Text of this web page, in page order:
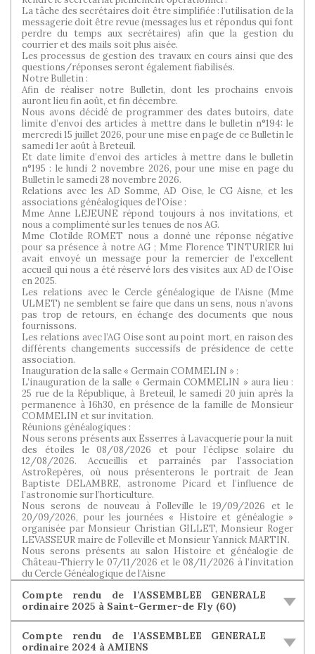
La tâche des secrétaires doit être simplifiée : l’utilisation de la
messagerie doit être revue (messages lus et répondus qui font
perdre du temps aux secrétaires) afin que la gestion du
courrier et des mails soit plus aisée.
Les processus de gestion des travaux en cours ainsi que des
questions/réponses seront également fiabilisés.
Notre Bulletin :
Afin de réaliser notre Bulletin, dont les prochains envois
auront lieu fin août, et fin décembre.
Nous avons décidé de programmer des dates butoirs, date
limite d’envoi des articles à mettre dans le bulletin n°194: le
mercredi 15 juillet 2026, pour une mise en page de ce Bulletin le
samedi 1er août à Breteuil.
Et date limite d’envoi des articles à mettre dans le bulletin
n°195 : le lundi 2 novembre 2026, pour une mise en page du
Bulletin le samedi 28 novembre 2026.
Relations avec les AD Somme, AD Oise, le CG Aisne, et les
associations généalogiques de l’Oise :
Mme Anne LEJEUNE répond toujours à nos invitations, et
nous a complimenté sur les tenues de nos AG.
Mme Clotilde ROMET nous a donné une réponse négative
pour sa présence à notre AG ; Mme Florence TINTURIER lui
avait envoyé un message pour la remercier de l’excellent
accueil qui nous a été réservé lors des visites aux AD de l’Oise
en 2025.
Les relations avec le Cercle généalogique de l’Aisne (Mme
ULMET) ne semblent se faire que dans un sens, nous n’avons
pas trop de retours, en échange des documents que nous
fournissons.
Les relations avec l’AG Oise sont au point mort, en raison des
différents changements successifs de présidence de cette
association.
Inauguration de la salle « Germain COMMELIN » :
L’inauguration de la salle « Germain COMMELIN » aura lieu :
25 rue de la République, à Breteuil, le samedi 20 juin après la
permanence à 16h30, en présence de la famille de Monsieur
COMMELIN et sur invitation.
Réunions généalogiques :
Nous serons présents aux Esserres à Lavacquerie pour la nuit
des étoiles le 08/08/2026 et pour l’éclipse solaire du
12/08/2026. Accueillis et parrainés par l’association
AstroRepères, où nous présenterons le portrait de Jean
Baptiste DELAMBRE, astronome Picard et l’influence de
l’astronomie sur l’horticulture.
Nous serons de nouveau à Folleville le 19/09/2026 et le
20/09/2026, pour les journées « Histoire et généalogie »
organisée par Monsieur Christian GILLET, Monsieur Roger
LEVASSEUR maire de Folleville et Monsieur Yannick MARTIN.
Nous serons présents au salon Histoire et généalogie de
Château-Thierry le 07/11/2026 et le 08/11/2026 à l’invitation
du Cercle Généalogique de l’Aisne
Compte rendu de l’ASSEMBLEE GENERALE
ordinaire 2025 à Saint-Germer-de Fly (60)
Compte rendu de l’ASSEMBLEE GENERALE
ordinaire 2024 à AMIENS